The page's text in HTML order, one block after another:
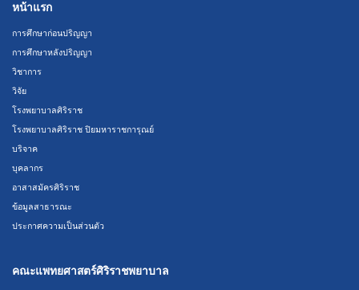
หน้าแรก
การศึกษาก่อนปริญญา
การศึกษาหลังปริญญา
วิชาการ
วิจัย
โรงพยาบาลศิริราช
โรงพยาบาลศิริราช ปิยมหาราชการุณย์
บริจาค
บุคลากร
อาสาสมัครศิริราช
ข้อมูลสาธารณะ
ประกาศความเป็นส่วนตัว
คณะแพทยศาสตร์ศิริราชพยาบาล